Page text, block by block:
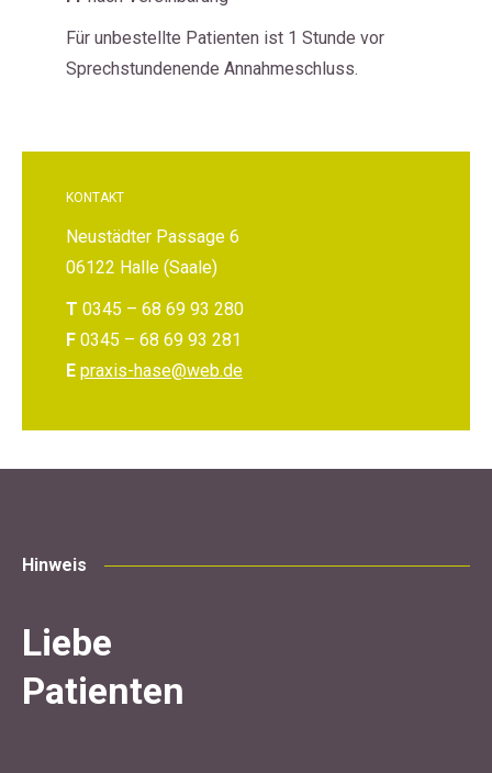
Für unbestellte Patienten ist 1 Stunde vor
Sprechstundenende Annahmeschluss.
KONTAKT
Neustädter Passage 6
06122 Halle (Saale)
T 0345 – 68 69 93 280
F 0345 – 68 69 93 281
E praxis-hase@web.de
Hinweis
Liebe
Patienten